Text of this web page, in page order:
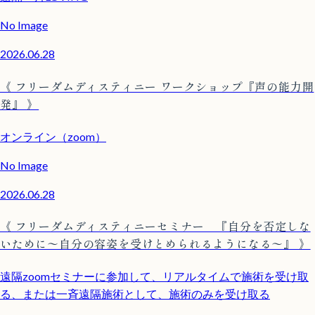
No Image
2026.06.28
《 フリーダムディスティニー ワークショップ『声の能力開
発』 》
オンライン（zoom）
No Image
2026.06.28
《 フリーダムディスティニーセミナー 『自分を否定しな
いために〜自分の容姿を受けとめられるようになる〜』 》
遠隔zoomセミナーに参加して、リアルタイムで施術を受け取
る、または一斉遠隔施術として、施術のみを受け取る